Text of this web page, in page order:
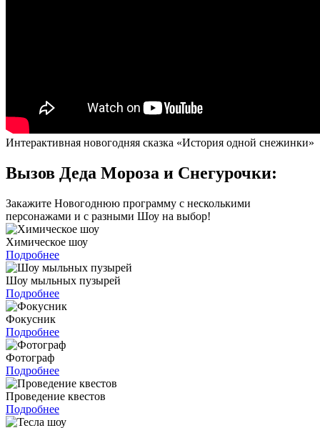
Интерактивная новогодняя сказка «История одной снежинки»
Вызов Деда Мороза и Снегурочки:
Закажите Новогоднюю программу с несколькими
персонажами и с разными Шоу на выбор!
Химическое шоу
Подробнее
Шоу мыльных пузырей
Подробнее
Фокусник
Подробнее
Фотограф
Подробнее
Проведение квестов
Подробнее